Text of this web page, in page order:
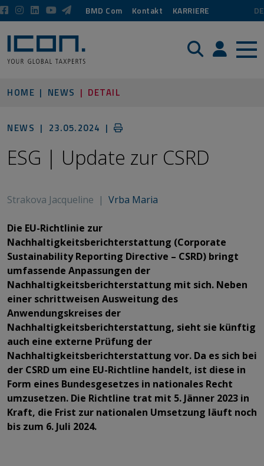
BMD Com Kontakt KARRIERE DE
Suche Login /
HOME NEWS DETAIL
NEWS | 23.05.2024 |
ESG | Update zur CSRD
Strakova Jacqueline | Vrba Maria
Die EU-Richtlinie zur
Nachhaltigkeitsberichterstattung (Corporate
Sustainability Reporting Directive – CSRD) bringt
umfassende Anpassungen der
Nachhaltigkeitsberichterstattung mit sich. Neben
einer schrittweisen Ausweitung des
Anwendungskreises der
Nachhaltigkeitsberichterstattung, sieht sie künftig
auch eine externe Prüfung der
Nachhaltigkeitsberichterstattung vor. Da es sich bei
der CSRD um eine EU-Richtline handelt, ist diese in
Form eines Bundesgesetzes in nationales Recht
umzusetzen. Die Richtline trat mit 5. Jänner 2023 in
Kraft, die Frist zur nationalen Umsetzung läuft noch
bis zum 6. Juli 2024.